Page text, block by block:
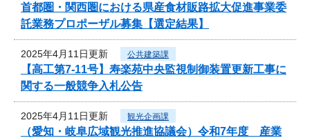
首都圏・関西圏における県産食材販路拡大促進事業委
託業務プロポーザル募集【選定結果】
2025年4月11日更新 公共建築課
【高工第7-11号】寿楽苑中央監視制御装置更新工事に
関する一般競争入札公告
2025年4月11日更新 観光企画課
（愛知・岐阜広域観光推進協議会）令和7年度 産業